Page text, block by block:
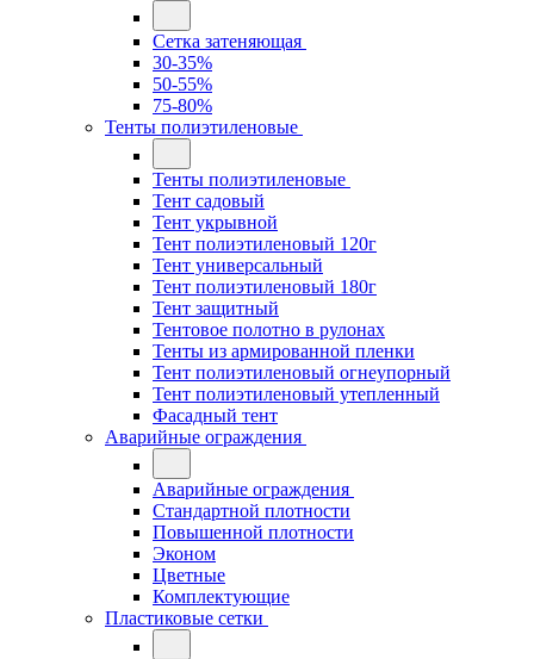
Сетка затеняющая
30-35%
50-55%
75-80%
Тенты полиэтиленовые
Тенты полиэтиленовые
Тент садовый
Тент укрывной
Тент полиэтиленовый 120г
Тент универсальный
Тент полиэтиленовый 180г
Тент защитный
Тентовое полотно в рулонах
Тенты из армированной пленки
Тент полиэтиленовый огнеупорный
Тент полиэтиленовый утепленный
Фасадный тент
Аварийные ограждения
Аварийные ограждения
Стандартной плотности
Повышенной плотности
Эконом
Цветные
Комплектующие
Пластиковые сетки